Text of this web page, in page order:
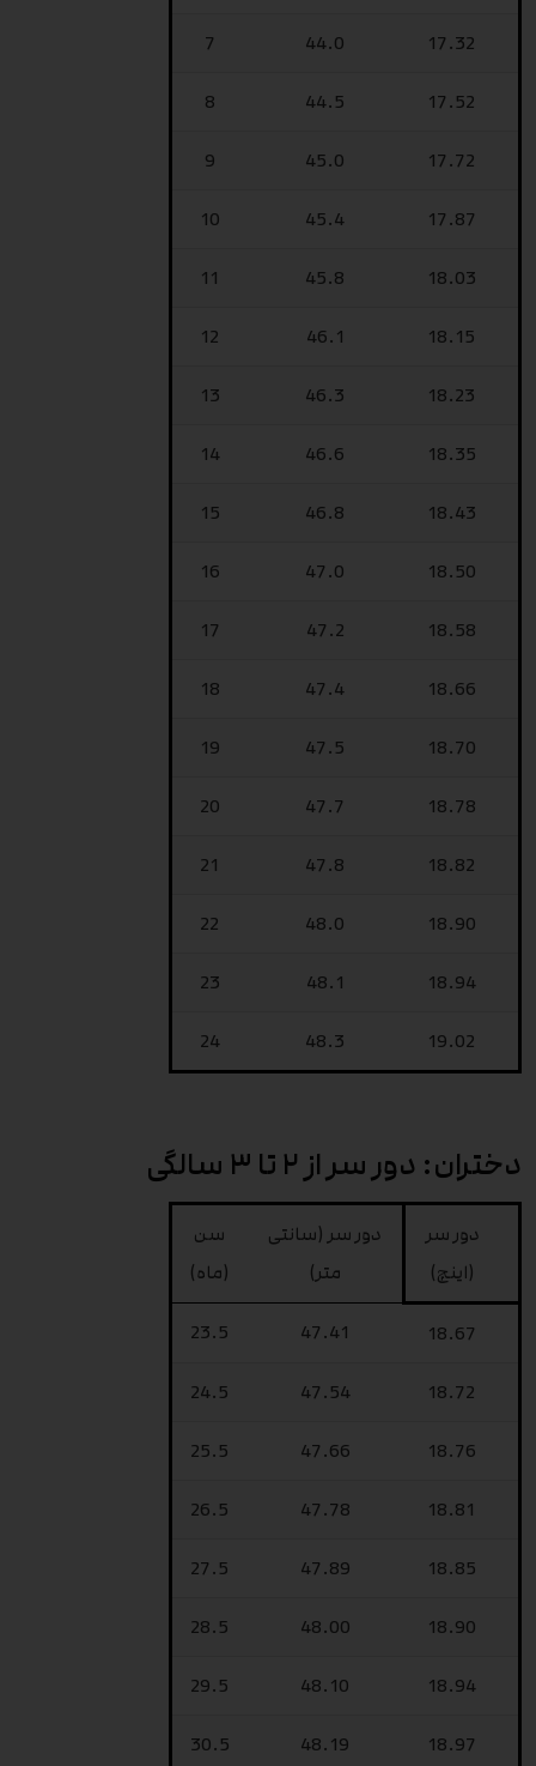
17.32
44.0
7
17.52
44.5
8
17.72
45.0
9
17.87
45.4
10
18.03
45.8
11
18.15
46.1
12
18.23
46.3
13
18.35
46.6
14
18.43
46.8
15
18.50
47.0
16
18.58
47.2
17
18.66
47.4
18
18.70
47.5
19
18.78
47.7
20
18.82
47.8
21
18.90
48.0
22
18.94
48.1
23
19.02
48.3
24
دختران: دور سر از ۲ تا ۳ سالگی
دور سر
(اینچ)
دور سر (سانتی
متر)
سن
(ماه)
18.67
47.41
23.5
18.72
47.54
24.5
18.76
47.66
25.5
18.81
47.78
26.5
18.85
47.89
27.5
18.90
48.00
28.5
18.94
48.10
29.5
18.97
48.19
30.5